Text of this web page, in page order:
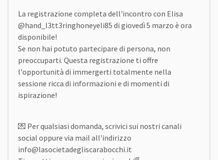
La registrazione completa dell'incontro con Elisa
@hand_l3tt3ringhoneyeli85 di giovedì 5 marzo è ora
disponibile!
Se non hai potuto partecipare di persona, non
preoccuparti. Questa registrazione ti offre
l'opportunità di immergerti totalmente nella
sessione ricca di informazioni e di momenti di
ispirazione!
💌 Per qualsiasi domanda, scrivici sui nostri canali
social oppure via mail all'indirizzo
info@lasocietadegliscarabocchi.it